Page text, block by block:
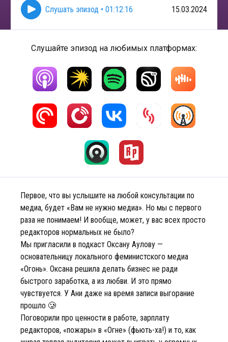
Слушать эпизод • 01:12:16 15.03.2024
Слушайте эпизод на любимых платформах:
Первое, что вы услышите на любой консультации по
медиа, будет «Вам не нужно медиа». Но мы с первого
раза не понимаем! И вообще, может, у вас всех просто
редакторов нормальных не было?
Мы пригласили в подкаст Оксану Аулову —
основательницу локального феминистского медиа
«Огонь». Оксана решила делать бизнес не ради
быстрого заработка, а из любви. И это прямо
чувствуется. У Ани даже на время записи выгорание
прошло 🥲
Поговорили про ценности в работе, зарплату
редакторов, «пожары» в «Огне» (фьють-ха!) и то, как